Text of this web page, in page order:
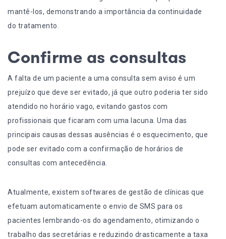
mantê-los, demonstrando a importância da continuidade
do tratamento.
Confirme as consultas
A falta de um paciente a uma consulta sem aviso é um
prejuízo que deve ser evitado, já que outro poderia ter sido
atendido no horário vago, evitando gastos com
profissionais que ficaram com uma lacuna. Uma das
principais causas dessas ausências é o esquecimento, que
pode ser evitado com a confirmação de horários de
consultas com antecedência.
Atualmente, existem softwares de gestão de clínicas que
efetuam automaticamente o envio de SMS para os
pacientes lembrando-os do agendamento, otimizando o
trabalho das secretárias e reduzindo drasticamente a taxa